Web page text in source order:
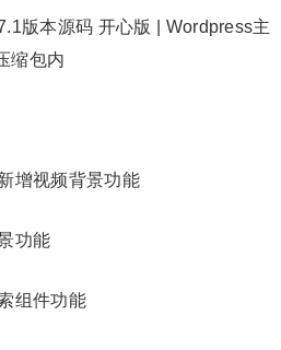
版本源码 开心版 | Wordpress主
缩包内
增视频背景功能
功能
组件功能